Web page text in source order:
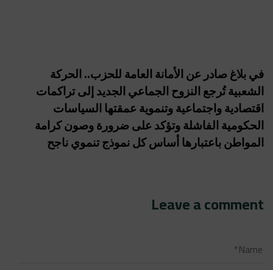
في بلاغ صادر عن الأمانة العامة للحزب.. الحركة
الشعبية تُرجع النزوح الجماعي الجديد إلى تراكمات
اقتصادية واجتماعية وتنموية عمقتها السياسات
الحكومية الفاشلة وتؤكد على ضرورة وصون كرامة
المواطن باعتبارها أساس كل نموذج تنموي ناجح
Leave a comment